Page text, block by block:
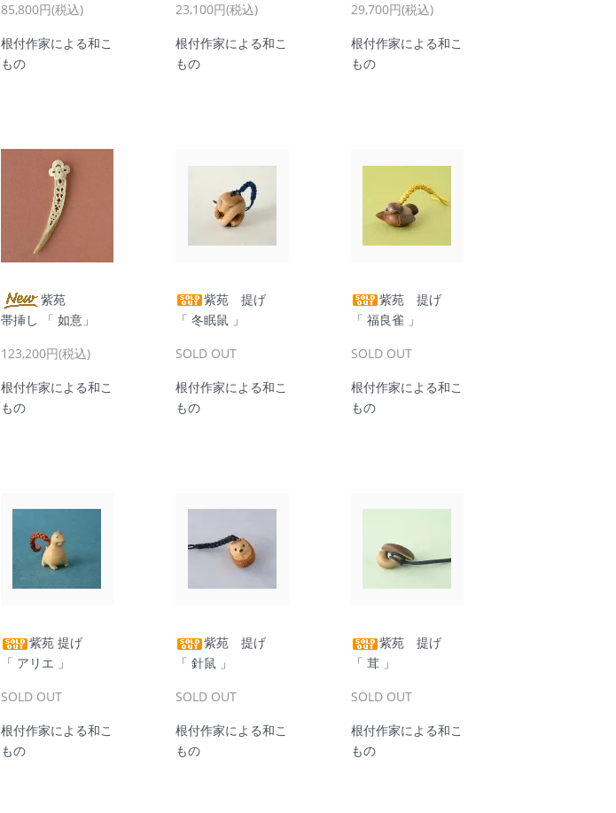
85,800円(税込)
根付作家による和こ
もの
23,100円(税込)
根付作家による和こ
もの
29,700円(税込)
根付作家による和こ
もの
紫苑
帯挿し 「 如意」
123,200円(税込)
根付作家による和こ
もの
紫苑 提げ
「 冬眠鼠 」
SOLD OUT
根付作家による和こ
もの
紫苑 提げ
「 福良雀 」
SOLD OUT
根付作家による和こ
もの
紫苑 提げ
「 アリエ 」
SOLD OUT
根付作家による和こ
もの
紫苑 提げ
「 針鼠 」
SOLD OUT
根付作家による和こ
もの
紫苑 提げ
「 茸 」
SOLD OUT
根付作家による和こ
もの